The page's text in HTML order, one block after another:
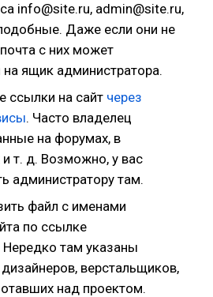
info@site.ru, admin@site.ru,
Даже если они не
с них может
на ящик администратора.
ссылки на сайт через
. Часто владелец
на форумах, в
т. д. Возможно, у вас
администратору там.
файл с именами
по ссылке
там указаны
верстальщиков,
над проектом.